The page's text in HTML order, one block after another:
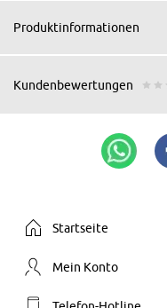
Produktinformationen
Kundenbewertungen
Startseite
Mein Konto